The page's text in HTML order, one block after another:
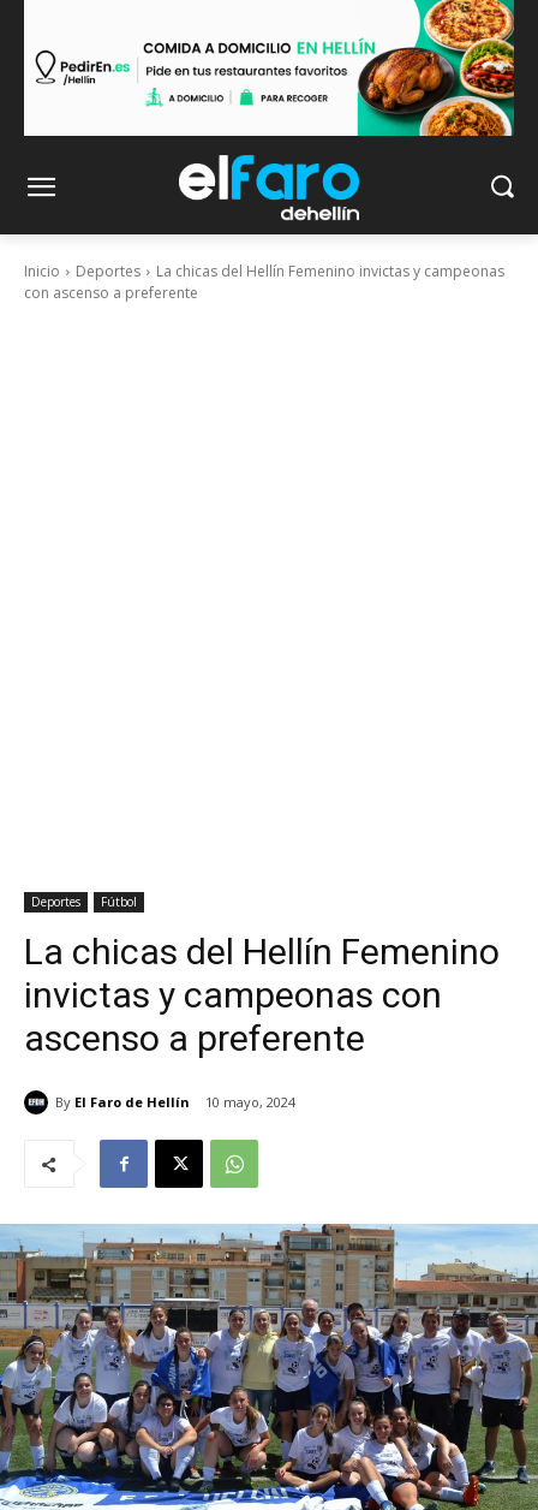
Inicio Deportes
La chicas del Hellín Femenino invictas y campeonas
con ascenso a preferente
Deportes Fútbol
La chicas del Hellín Femenino
invictas y campeonas con
ascenso a preferente
By El Faro de Hellín 10 mayo, 2024